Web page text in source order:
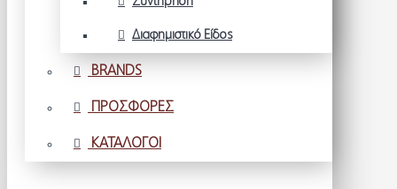
Διαφημιστικό Είδος
BRANDS
ΠΡΟΣΦΟΡΕΣ
ΚΑΤΑΛΟΓΟΙ